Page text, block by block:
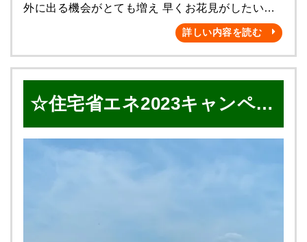
フ） 👍軒先・ケラバなど板金を取り付けます❗️ 👍本
体の屋根材を張りますよー❗️ （使用した屋根材：
を取り付けます❗️ 👍棟板金を設置❗️ 👍最後に水など
わりました😊😊 ⇓ ⇓ ⇓ ⇓ BEFORE
ーティングした、 重量感のある屋根材もございま
バー工法・葺き替えと、 屋根だけでもいろいろな
外に出る機会がとても増え 早くお花見がしたいと
思っているところです🌸♬ 先日あたたかい夜に
早速BBQを して楽しみました(≧▽≦) 今日からし
よう願ってます・・・(´;ω;｀) 春といえば花粉症
の方には辛い時期ですね💦 先日社用車もとんで
底的に洗車しました(｀・ω・´)ゞ 『 社用車は
いつでも綺麗に！ 』 が雅のモットーですので 綺
麗になり大満足です☺✨ 『 お話変わりま
詳しい内容を読む
☆住宅省エネ2023キャンペー
ン☆